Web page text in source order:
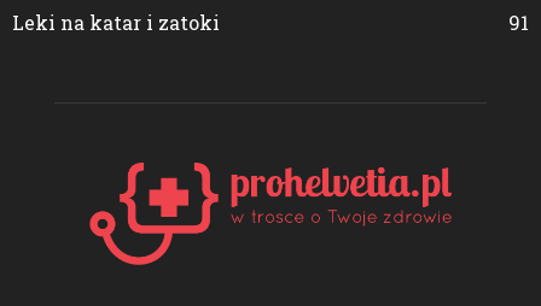
Leki na katar i zatoki
91